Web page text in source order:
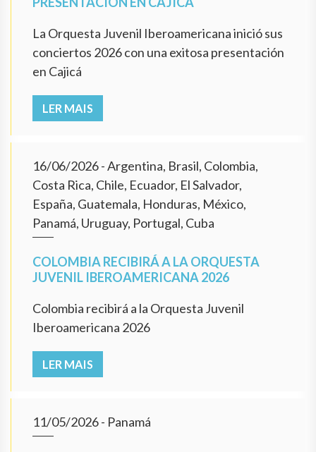
La Orquesta Juvenil Iberoamericana inició sus
conciertos 2026 con una exitosa presentación
en Cajicá
LER MAIS
16/06/2026- Argentina, Brasil, Colombia,
Costa Rica, Chile, Ecuador, El Salvador,
España, Guatemala, Honduras, México,
Panamá, Uruguay, Portugal, Cuba
COLOMBIA RECIBIRÁ A LA ORQUESTA
JUVENIL IBEROAMERICANA 2026
Colombia recibirá a la Orquesta Juvenil
Iberoamericana 2026
LER MAIS
11/05/2026- Panamá